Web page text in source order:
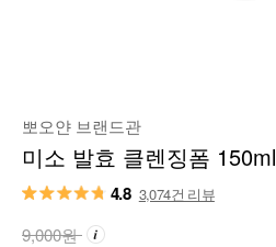
뽀오얀 브랜드관
미소 발효 클렌징폼 150ml
4.8 3,074건 리뷰
9,000원